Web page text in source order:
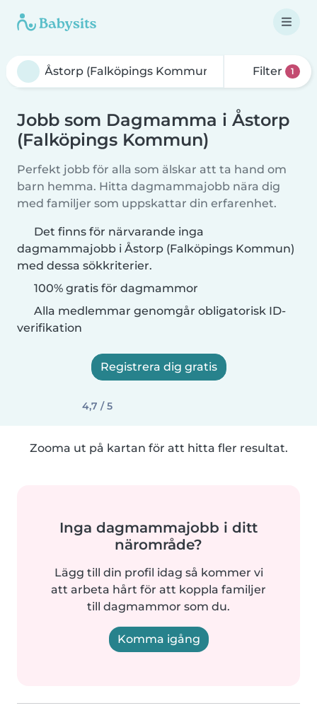
Filter 1
Jobb som Dagmamma i Åstorp
(Falköpings Kommun)
Perfekt jobb för alla som älskar att ta hand om
barn hemma. Hitta dagmammajobb nära dig
med familjer som uppskattar din erfarenhet.
Det finns för närvarande inga
dagmammajobb i Åstorp (Falköpings Kommun)
med dessa sökkriterier.
100% gratis för dagmammor
Alla medlemmar genomgår obligatorisk ID-
verifikation
Registrera dig gratis
4,7 / 5
Zooma ut på kartan för att hitta fler resultat.
Inga dagmammajobb i ditt
närområde?
Lägg till din profil idag så kommer vi
att arbeta hårt för att koppla familjer
till dagmammor som du.
Komma igång